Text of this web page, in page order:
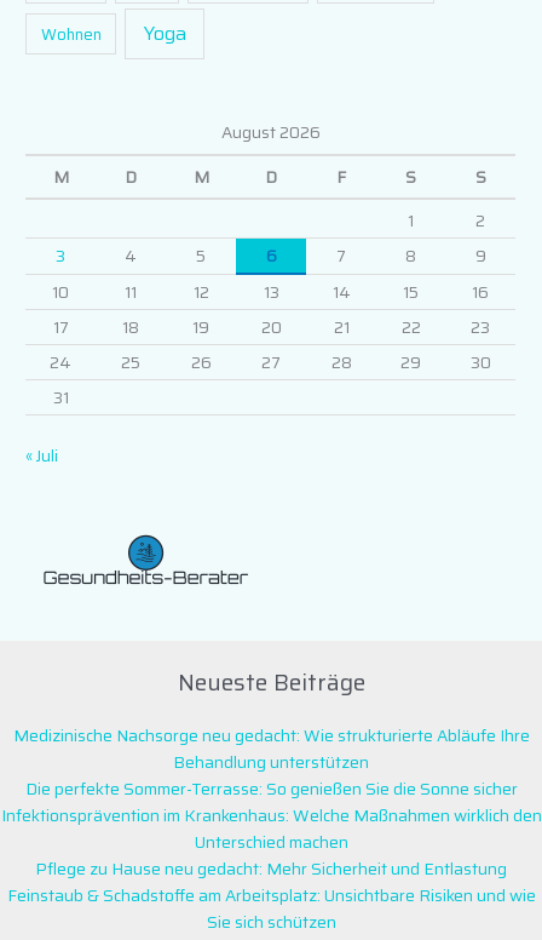
Wohnen Yoga
August 2026
M
D M D F S
S
1
2
3
4 5 6 7 8
9
10
11 12 13 14 15
16
17
18 19 20 21 22
23
24
25 26 27 28 29
30
31
« Juli
Neueste Beiträge
Medizinische Nachsorge neu gedacht: Wie strukturierte Abläufe Ihre
Behandlung unterstützen
Die perfekte Sommer-Terrasse: So genießen Sie die Sonne sicher
Infektionsprävention im Krankenhaus: Welche Maßnahmen wirklich den
Unterschied machen
Pflege zu Hause neu gedacht: Mehr Sicherheit und Entlastung
Feinstaub & Schadstoffe am Arbeitsplatz: Unsichtbare Risiken und wie
Sie sich schützen